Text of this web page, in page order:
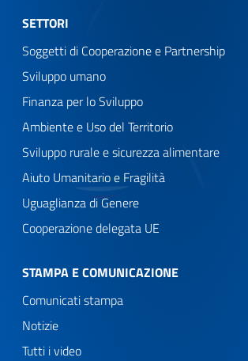
SETTORI
Soggetti di Cooperazione e Partnership
Sviluppo umano
Finanza per lo Sviluppo
Ambiente e Uso del Territorio
Sviluppo rurale e sicurezza alimentare
Aiuto Umanitario e Fragilità
Uguaglianza di Genere
Cooperazione delegata UE
STAMPA E COMUNICAZIONE
Comunicati stampa
Notizie
Tutti i video